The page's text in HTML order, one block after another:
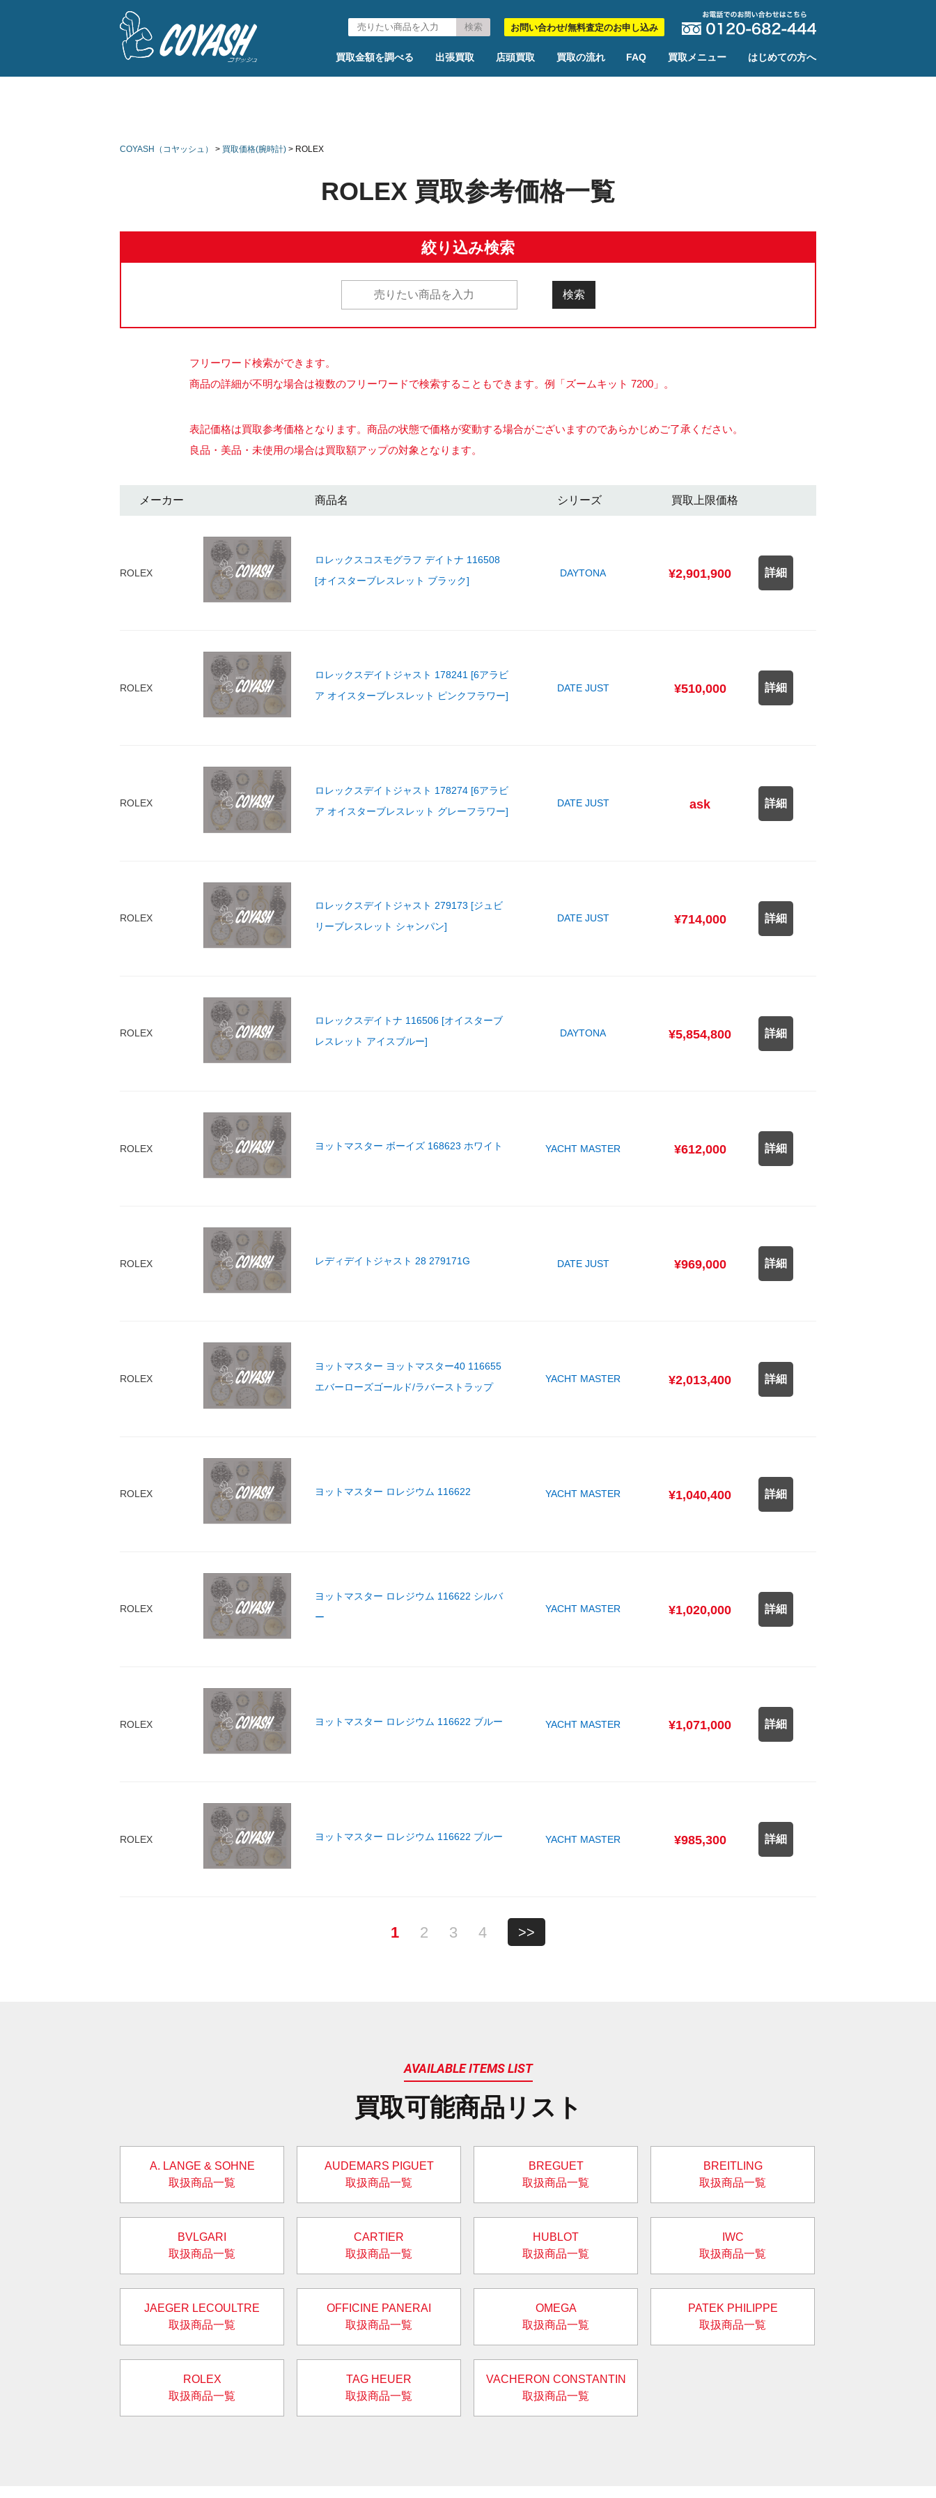
お問い合わせ/無料査定のお申し込み
買取金額を調べる 出張買取 店頭買取 買取の流れ FAQ 買取メニュー はじめての方へ
COYASH（コヤッシュ） > 買取価格(腕時計) > ROLEX
ROLEX 買取参考価格一覧
絞り込み検索
フリーワード検索ができます。
商品の詳細が不明な場合は複数のフリーワードで検索することもできます。例「ズームキット 7200」。
表記価格は買取参考価格となります。商品の状態で価格が変動する場合がございますのであらかじめご了承ください。
良品・美品・未使用の場合は買取額アップの対象となります。
メーカー 商品名 シリーズ 買取上限価格
ROLEX
ロレックスコスモグラフ デイトナ 116508
[オイスターブレスレット ブラック]
DAYTONA ¥2,901,900 詳細
ROLEX
ロレックスデイトジャスト 178241 [6アラビ
ア オイスターブレスレット ピンクフラワー]
DATE JUST ¥510,000 詳細
ROLEX
ロレックスデイトジャスト 178274 [6アラビ
ア オイスターブレスレット グレーフラワー]
DATE JUST ask 詳細
ROLEX
ロレックスデイトジャスト 279173 [ジュビ
リーブレスレット シャンパン]
DATE JUST ¥714,000 詳細
ROLEX
ロレックスデイトナ 116506 [オイスターブ
レスレット アイスブルー]
DAYTONA ¥5,854,800 詳細
ROLEX ヨットマスター ボーイズ 168623 ホワイト YACHT MASTER ¥612,000 詳細
ROLEX レディデイトジャスト 28 279171G DATE JUST ¥969,000 詳細
ROLEX
ヨットマスター ヨットマスター40 116655
エバーローズゴールド/ラバーストラップ
YACHT MASTER ¥2,013,400 詳細
ROLEX ヨットマスター ロレジウム 116622 YACHT MASTER ¥1,040,400 詳細
ROLEX
ヨットマスター ロレジウム 116622 シルバ
ー
YACHT MASTER ¥1,020,000 詳細
ROLEX ヨットマスター ロレジウム 116622 ブルー YACHT MASTER ¥1,071,000 詳細
ROLEX ヨットマスター ロレジウム 116622 ブルー YACHT MASTER ¥985,300 詳細
1 2 3 4 >>
AVAILABLE ITEMS LIST
買取可能商品リスト
A. LANGE & SOHNE
取扱商品一覧
AUDEMARS PIGUET
取扱商品一覧
BREGUET
取扱商品一覧
BREITLING
取扱商品一覧
BVLGARI
取扱商品一覧
CARTIER
取扱商品一覧
HUBLOT
取扱商品一覧
IWC
取扱商品一覧
JAEGER LECOULTRE
取扱商品一覧
OFFICINE PANERAI
取扱商品一覧
OMEGA
取扱商品一覧
PATEK PHILIPPE
取扱商品一覧
ROLEX
取扱商品一覧
TAG HEUER
取扱商品一覧
VACHERON CONSTANTIN
取扱商品一覧